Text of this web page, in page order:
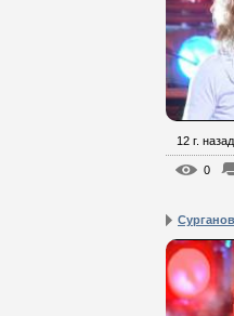
12 г. назад
0